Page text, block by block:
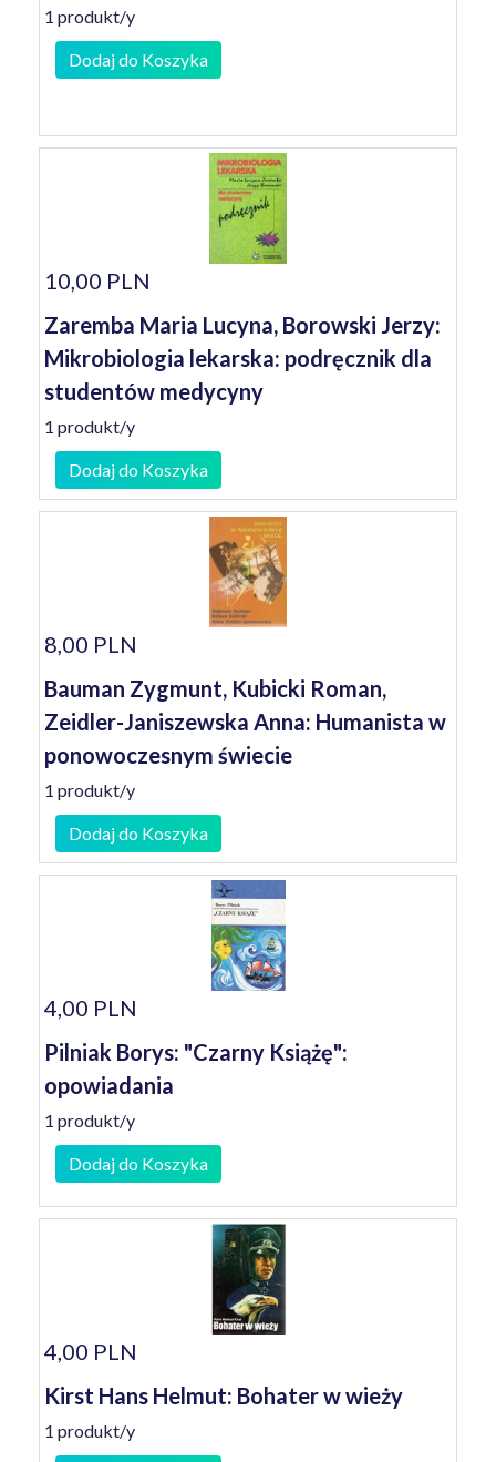
1 produkt/y
Dodaj do Koszyka
10,00 PLN
Zaremba Maria Lucyna, Borowski Jerzy:
Mikrobiologia lekarska: podręcznik dla
studentów medycyny
1 produkt/y
Dodaj do Koszyka
8,00 PLN
Bauman Zygmunt, Kubicki Roman,
Zeidler-Janiszewska Anna: Humanista w
ponowoczesnym świecie
1 produkt/y
Dodaj do Koszyka
4,00 PLN
Pilniak Borys: "Czarny Książę":
opowiadania
1 produkt/y
Dodaj do Koszyka
4,00 PLN
Kirst Hans Helmut: Bohater w wieży
1 produkt/y